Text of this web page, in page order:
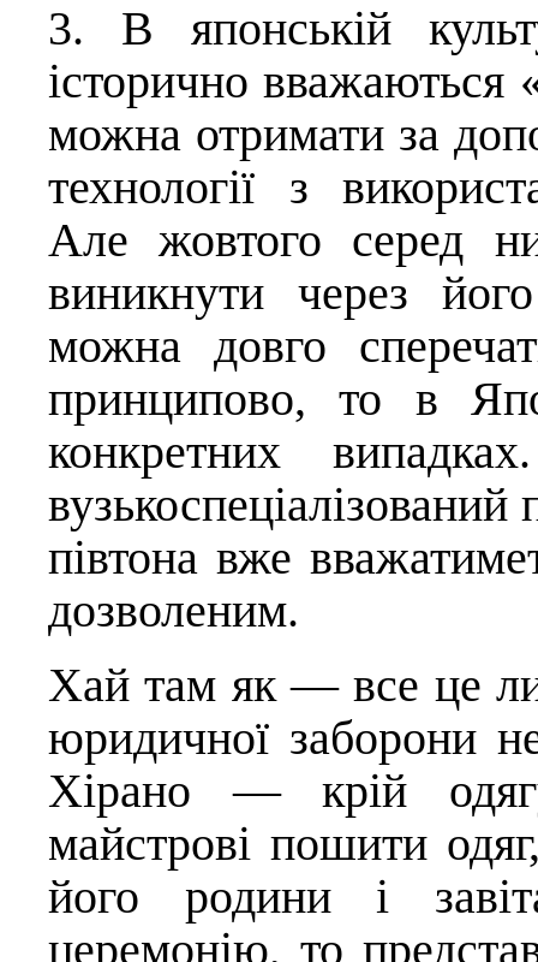
3. В японській
історично вважаються
можна отримати за
технології з
Але жовтого серед
виникнути через
можна довго
принципово, то в
конкретних
вузькоспеціалізований
півтона вже
дозволеним.
Хай там як — все це
юридичної заборони
Хірано — крій
майстрові пошити
його родини і
церемонію, то